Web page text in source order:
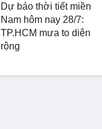
Dự báo thời tiết miền
Nam hôm nay 28/7:
TP.HCM mưa to diện
rộng